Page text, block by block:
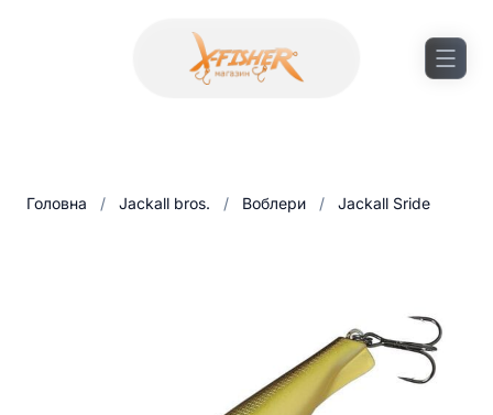
Головна / Jackall bros. / Воблери / Jackall Sride